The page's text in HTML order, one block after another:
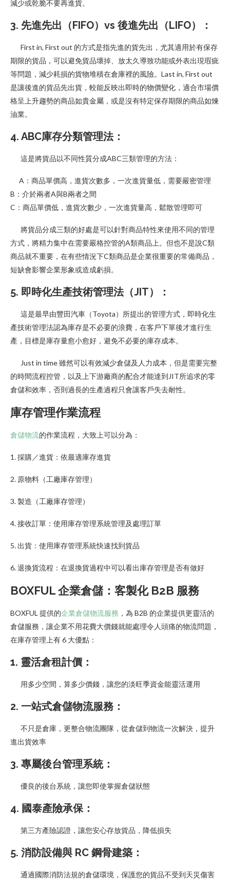
減少或乾脆不要再進貨。
3. 先進先出（FIFO）vs 後進先出（LIFO）：
First in, First out 的方式是指先進的貨先出，尤其適用於有保存
期限的貨品，可以避免貨品壞掉、放太久導致功能或外表出現瑕疵
等問題，減少耗損的貨物堆積在倉庫裡的風險。Last in, First out
是讓後進的貨品先出貨，較能反映出即時的物價變化，適合市場價
格呈上升趨勢的商品如貴金屬，或是沒有特定保存期限的商品如煉
油業。
4. ABC庫存分類管理法：
這是將貨品以不同性質分成ABC三類管理的方法：
A：商品單價高，進貨次數多，一次進貨量低，需要嚴密管理
B：介於兩者A與B兩者之間
C：商品單價低，進貨次數少，一次進貨量高，鬆散管理即可
將貨品分成三類的好處是可以針對商品特性來使用不同的管理
方式，將精力集中在需要嚴格控管的A類商品上。但也不是說C類
商品就不重要，在有些情況下C類商品是企業很重要的常備商品，
短缺會影響企業形象或造成虧損。
5. 即時化生產技術管理法（JIT）：
這是最早由豐田汽車（Toyota）所提出的管理方式，即時化生
產技術管理法認為庫存是不必要的浪費，在客戶下單後才進行生
產，目標是庫存量愈小愈好，避免不必要的庫存成本。
Just in time 雖然可以有效減少倉儲及人力成本，但是需要完整
的時間流程控管，以及上下游廠商的配合才能達到JIT所追求的零
倉儲和效率，否則過長的生產過程只會讓客戶失去耐性。
庫存管理作業流程
倉儲物流的作業流程，大致上可以分為：
1. 採購／進貨：依最適庫存進貨
2. 原物料（工廠庫存管理）
3. 製造（工廠庫存管理）
4. 接收訂單：使用庫存管理系統管理及處理訂單
5. 出貨：使用庫存管理系統快速找到貨品
6. 退換貨流程：在退換貨過程中可以看出庫存管理是否有做好
BOXFUL 企業倉儲：客製化 B2B 服務
BOXFUL 提供的企業倉儲物流服務 ，為 B2B 的企業提供更靈活的
倉儲服務，讓企業不用花費大價錢就能處理令人頭痛的物流問題，
在庫存管理上有 6 大優點：
1. 靈活倉租計價：
用多少空間，算多少價錢，讓您的淡旺季資金能靈活運用
2. 一站式倉儲物流服務：
不只是倉庫，更整合物流團隊，從倉儲到物流一次解決，提升
進出貨效率
3. 專屬後台管理系統：
優良的後台系統，讓您即使掌握倉儲狀態
4. 國泰產險承保：
第三方產險認證，讓您安心存放貨品，降低損失
5. 消防設備與 RC 鋼骨建築：
通過國際消防法規的倉儲環境，保護您的貨品不受到天災傷害